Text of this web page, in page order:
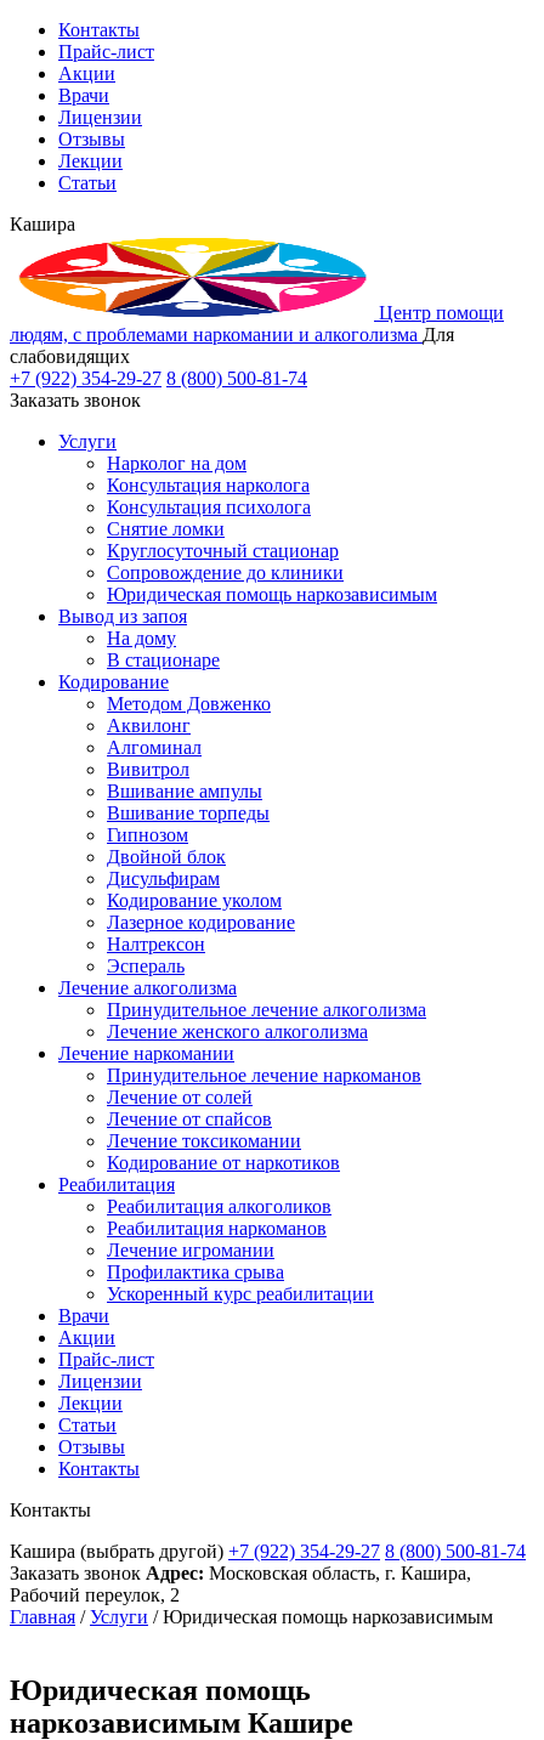
Контакты
Прайс-лист
Акции
Врачи
Лицензии
Отзывы
Лекции
Статьи
Кашира
Центр помощи
людям, с проблемами наркомании и алкоголизма Для
слабовидящих
+7 (922) 354-29-27 8 (800) 500-81-74
Заказать звонок
Услуги
Нарколог на дом
Консультация нарколога
Консультация психолога
Снятие ломки
Круглосуточный стационар
Сопровождение до клиники
Юридическая помощь наркозависимым
Вывод из запоя
На дому
В стационаре
Кодирование
Методом Довженко
Аквилонг
Алгоминал
Вивитрол
Вшивание ампулы
Вшивание торпеды
Гипнозом
Двойной блок
Дисульфирам
Кодирование уколом
Лазерное кодирование
Налтрексон
Эспераль
Лечение алкоголизма
Принудительное лечение алкоголизма
Лечение женского алкоголизма
Лечение наркомании
Принудительное лечение наркоманов
Лечение от солей
Лечение от спайсов
Лечение токсикомании
Кодирование от наркотиков
Реабилитация
Реабилитация алкоголиков
Реабилитация наркоманов
Лечение игромании
Профилактика срыва
Ускоренный курс реабилитации
Врачи
Акции
Прайс-лист
Лицензии
Лекции
Статьи
Отзывы
Контакты
Контакты
Кашира (выбрать другой) +7 (922) 354-29-27 8 (800) 500-81-74
Заказать звонок Адрес: Московская область, г. Кашира,
Рабочий переулок, 2
Главная /Услуги /Юридическая помощь наркозависимым
Юридическая помощь
наркозависимым Кашире